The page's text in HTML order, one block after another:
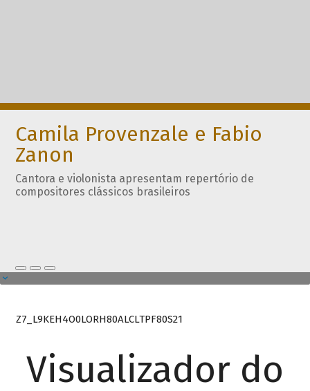
Camila Provenzale e Fabio
Zanon
Cantora e violonista apresentam repertório de
compositores clássicos brasileiros
Z7_L9KEH4O0LORH80ALCLTPF80S21
Visualizador do